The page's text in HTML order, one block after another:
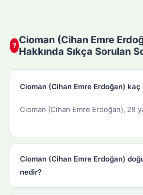
? Cioman (Cihan Emre
Hakkında Sıkça Sorulan
Cioman (Cihan Emre Erdoğan) kaç
Cioman (Cihan Emre Erdoğan), 28
Cioman (Cihan Emre Erdoğan)
nedir?